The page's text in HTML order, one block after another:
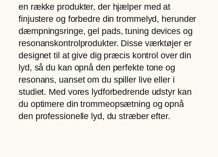
en række produkter, der hjælper med at
finjustere og forbedre din trommelyd, herunder
dæmpningsringe, gel pads, tuning devices og
resonanskontrolprodukter. Disse værktøjer er
designet til at give dig præcis kontrol over din
lyd, så du kan opnå den perfekte tone og
resonans, uanset om du spiller live eller i
studiet. Med vores lydforbedrende udstyr kan
du optimere din trommeopsætning og opnå
den professionelle lyd, du stræber efter.